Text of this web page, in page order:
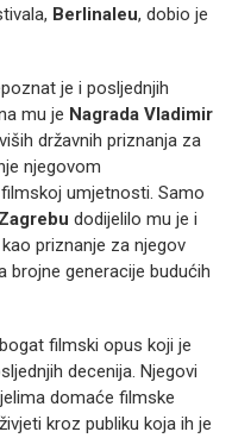
Berlinaleu, dobio je
je i posljednjih
mu je Nagrada Vladimir
državnih priznanja za
njegovom
umjetnosti. Samo
dodijelilo mu je i
priznanje za njegov
brojne generacije budućih
filmski opus koji je
decenija. Njegovi
domaće filmske
kroz publiku koja ih je